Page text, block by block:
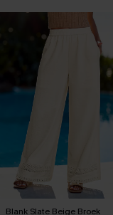
Blank Slate Beige Broek